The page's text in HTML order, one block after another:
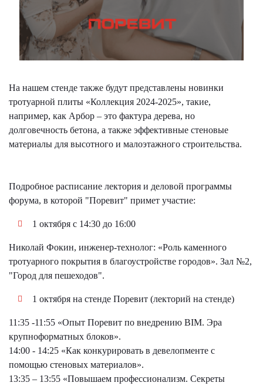
На нашем стенде также будут представлены новинки
тротуарной плиты «Коллекция 2024-2025», такие,
например, как Арбор – это фактура дерева, но
долговечность бетона, а также эффективные стеновые
материалы для высотного и малоэтажного строительства.
Подробное расписание лектория и деловой программы
форума, в которой "Поревит" примет участие:
1 октября с 14:30 до 16:00
Николай Фокин, инженер-технолог: «Роль каменного
тротуарного покрытия в благоустройстве городов». Зал №2,
"Город для пешеходов".
1 октября на стенде Поревит (лекторий на стенде)
11:35 -11:55 «Опыт Поревит по внедрению BIM. Эра
крупноформатных блоков».
14:00 - 14:25 «Как конкурировать в девелопменте с
помощью стеновых материалов».
13:35 – 13:55 «Повышаем профессионализм. Секреты